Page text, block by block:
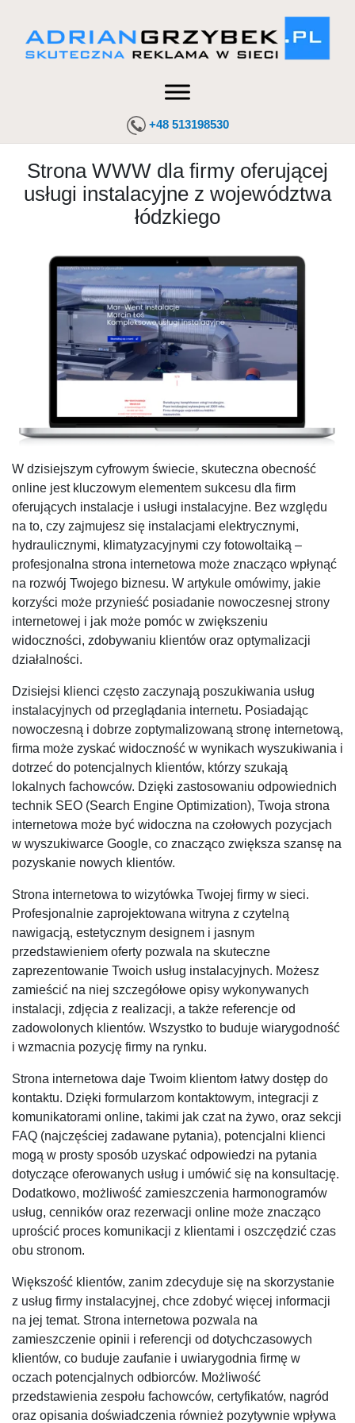
+48 513198530
Strona WWW dla firmy oferującej
usługi instalacyjne z województwa
łódzkiego
W dzisiejszym cyfrowym świecie, skuteczna obecność
online jest kluczowym elementem sukcesu dla firm
oferujących instalacje i usługi instalacyjne. Bez względu
na to, czy zajmujesz się instalacjami elektrycznymi,
hydraulicznymi, klimatyzacyjnymi czy fotowoltaiką –
profesjonalna strona internetowa może znacząco wpłynąć
na rozwój Twojego biznesu. W artykule omówimy, jakie
korzyści może przynieść posiadanie nowoczesnej strony
internetowej i jak może pomóc w zwiększeniu
widoczności, zdobywaniu klientów oraz optymalizacji
działalności.
Dzisiejsi klienci często zaczynają poszukiwania usług
instalacyjnych od przeglądania internetu. Posiadając
nowoczesną i dobrze zoptymalizowaną stronę internetową,
firma może zyskać widoczność w wynikach wyszukiwania i
dotrzeć do potencjalnych klientów, którzy szukają
lokalnych fachowców. Dzięki zastosowaniu odpowiednich
technik SEO (Search Engine Optimization), Twoja strona
internetowa może być widoczna na czołowych pozycjach
w wyszukiwarce Google, co znacząco zwiększa szansę na
pozyskanie nowych klientów.
Strona internetowa to wizytówka Twojej firmy w sieci.
Profesjonalnie zaprojektowana witryna z czytelną
nawigacją, estetycznym designem i jasnym
przedstawieniem oferty pozwala na skuteczne
zaprezentowanie Twoich usług instalacyjnych. Możesz
zamieścić na niej szczegółowe opisy wykonywanych
instalacji, zdjęcia z realizacji, a także referencje od
zadowolonych klientów. Wszystko to buduje wiarygodność
i wzmacnia pozycję firmy na rynku.
Strona internetowa daje Twoim klientom łatwy dostęp do
kontaktu. Dzięki formularzom kontaktowym, integracji z
komunikatorami online, takimi jak czat na żywo, oraz sekcji
FAQ (najczęściej zadawane pytania), potencjalni klienci
mogą w prosty sposób uzyskać odpowiedzi na pytania
dotyczące oferowanych usług i umówić się na konsultację.
Dodatkowo, możliwość zamieszczenia harmonogramów
usług, cenników oraz rezerwacji online może znacząco
uprościć proces komunikacji z klientami i oszczędzić czas
obu stronom.
Większość klientów, zanim zdecyduje się na skorzystanie
z usług firmy instalacyjnej, chce zdobyć więcej informacji
na jej temat. Strona internetowa pozwala na
zamieszczenie opinii i referencji od dotychczasowych
klientów, co buduje zaufanie i uwiarygodnia firmę w
oczach potencjalnych odbiorców. Możliwość
przedstawienia zespołu fachowców, certyfikatów, nagród
oraz opisania doświadczenia również pozytywnie wpływa